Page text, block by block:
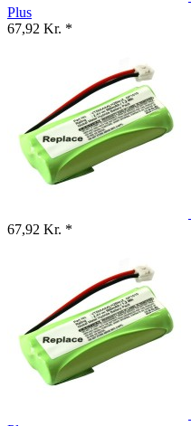
Plus
67,92 Kr. *
67,92 Kr. *